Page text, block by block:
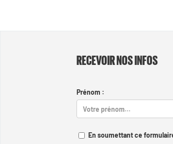
RECEVOIR NOS INFOS
Prénom :
En soumettant ce